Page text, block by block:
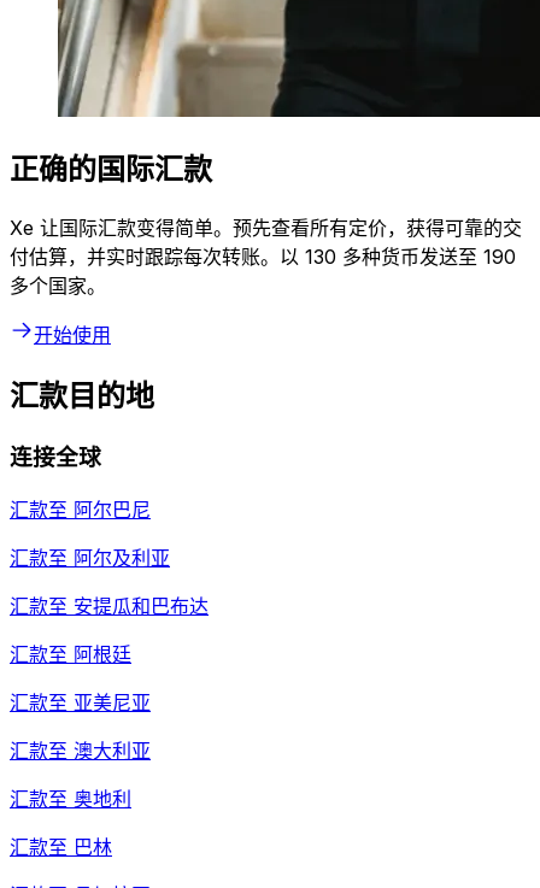
正确的国际汇款
Xe 让国际汇款变得简单。预先查看所有定价，获得可靠的交
付估算，并实时跟踪每次转账。以 130 多种货币发送至 190
多个国家。
开始使用
汇款目的地
连接全球
汇款至 阿尔巴尼
汇款至 阿尔及利亚
汇款至 安提瓜和巴布达
汇款至 阿根廷
汇款至 亚美尼亚
汇款至 澳大利亚
汇款至 奥地利
汇款至 巴林